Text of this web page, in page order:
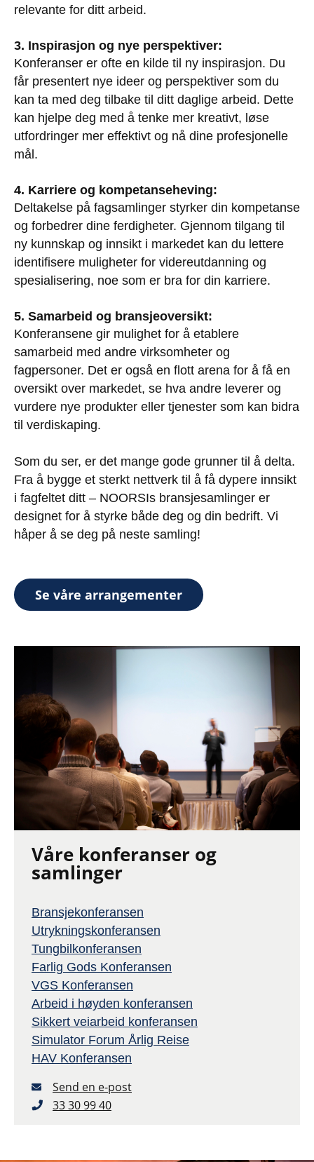
relevante for ditt arbeid.
3. Inspirasjon og nye perspektiver:
Konferanser er ofte en kilde til ny inspirasjon. Du
får presentert nye ideer og perspektiver som du
kan ta med deg tilbake til ditt daglige arbeid. Dette
kan hjelpe deg med å tenke mer kreativt, løse
utfordringer mer effektivt og nå dine profesjonelle
mål.
4. Karriere og kompetanseheving:
Deltakelse på fagsamlinger styrker din kompetanse
og forbedrer dine ferdigheter. Gjennom tilgang til
ny kunnskap og innsikt i markedet kan du lettere
identifisere muligheter for videreutdanning og
spesialisering, noe som er bra for din karriere.
5. Samarbeid og bransjeoversikt:
Konferansene gir mulighet for å etablere
samarbeid med andre virksomheter og
fagpersoner. Det er også en flott arena for å få en
oversikt over markedet, se hva andre leverer og
vurdere nye produkter eller tjenester som kan bidra
til verdiskaping.
Som du ser, er det mange gode grunner til å delta.
Fra å bygge et sterkt nettverk til å få dypere innsikt
i fagfeltet ditt – NOORSIs bransjesamlinger er
designet for å styrke både deg og din bedrift. Vi
håper å se deg på neste samling!
Se våre arrangementer
Våre konferanser og
samlinger
Bransjekonferansen
Utrykningskonferansen
Tungbilkonferansen
Farlig Gods Konferansen
VGS Konferansen
Arbeid i høyden konferansen
Sikkert veiarbeid konferansen
Simulator Forum Årlig Reise
HAV Konferansen
Send en e-post
33 30 99 40